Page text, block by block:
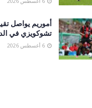
أموريم يواصل
تشوكويزي في